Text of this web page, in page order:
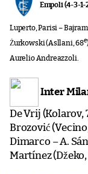
Empoli (4-3-1-
Luperto, Parisi –
Żurkowski (Asllani, 68e
Aurelio Andreazzoli.
Inter
De Vrij (Kolarov,
Brozović
Dimarco – A.
Martínez